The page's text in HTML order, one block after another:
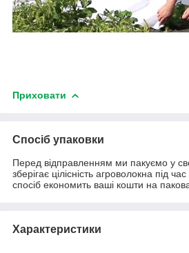
Приховати
Спосіб упаковки
Перед відправленням ми пакуємо у
зберігає цілісність агроволокна під
спосіб економить ваші кошти на
Характеристики